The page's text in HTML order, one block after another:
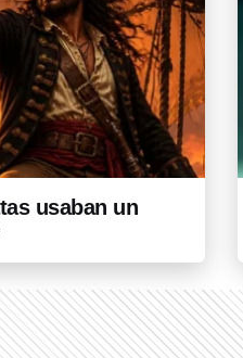
usaban un